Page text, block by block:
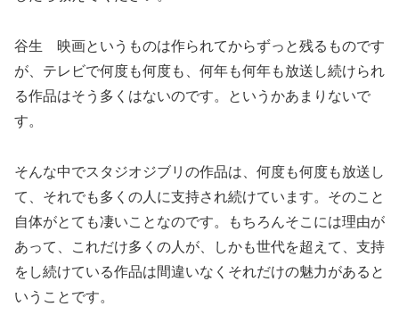
谷生 映画というものは作られてからずっと残るものです
が、テレビで何度も何度も、何年も何年も放送し続けられ
る作品はそう多くはないのです。というかあまりないで
す。
そんな中でスタジオジブリの作品は、何度も何度も放送し
て、それでも多くの人に支持され続けています。そのこと
自体がとても凄いことなのです。もちろんそこには理由が
あって、これだけ多くの人が、しかも世代を超えて、支持
をし続けている作品は間違いなくそれだけの魅力があると
いうことです。